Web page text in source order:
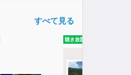
すべて見る
聴き放題